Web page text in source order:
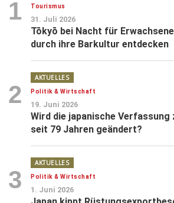
1 Tourismus
31. Juli 2026
Tōkyō bei Nacht für
durch ihre Barkultur entdecken
2
AKTUELLES
Politik & Wirtschaft
19. Juni 2026
Wird die japanische Verfassung
seit 79 Jahren geändert?
3
AKTUELLES
Politik & Wirtschaft
1. Juni 2026